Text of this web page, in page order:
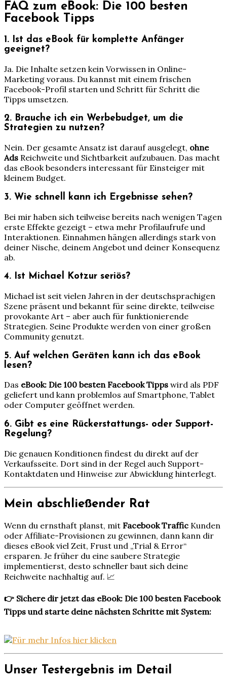
FAQ zum eBook: Die 100 besten
Facebook Tipps
1. Ist das eBook für komplette Anfänger
geeignet?
Ja. Die Inhalte setzen kein Vorwissen in Online-
Marketing voraus. Du kannst mit einem frischen
Facebook-Profil starten und Schritt für Schritt die
Tipps umsetzen.
2. Brauche ich ein Werbebudget, um die
Strategien zu nutzen?
Nein. Der gesamte Ansatz ist darauf ausgelegt, ohne
Ads Reichweite und Sichtbarkeit aufzubauen. Das macht
das eBook besonders interessant für Einsteiger mit
kleinem Budget.
3. Wie schnell kann ich Ergebnisse sehen?
Bei mir haben sich teilweise bereits nach wenigen Tagen
erste Effekte gezeigt – etwa mehr Profilaufrufe und
Interaktionen. Einnahmen hängen allerdings stark von
deiner Nische, deinem Angebot und deiner Konsequenz
ab.
4. Ist Michael Kotzur seriös?
Michael ist seit vielen Jahren in der deutschsprachigen
Szene präsent und bekannt für seine direkte, teilweise
provokante Art – aber auch für funktionierende
Strategien. Seine Produkte werden von einer großen
Community genutzt.
5. Auf welchen Geräten kann ich das eBook
lesen?
Das eBook: Die 100 besten Facebook Tipps wird als PDF
geliefert und kann problemlos auf Smartphone, Tablet
oder Computer geöffnet werden.
6. Gibt es eine Rückerstattungs- oder Support-
Regelung?
Die genauen Konditionen findest du direkt auf der
Verkaufsseite. Dort sind in der Regel auch Support-
Kontaktdaten und Hinweise zur Abwicklung hinterlegt.
Mein abschließender Rat
Wenn du ernsthaft planst, mit Facebook Traffic Kunden
oder Affiliate-Provisionen zu gewinnen, dann kann dir
dieses eBook viel Zeit, Frust und „Trial & Error“
ersparen. Je früher du eine saubere Strategie
implementierst, desto schneller baut sich deine
Reichweite nachhaltig auf. 📈
👉 Sichere dir jetzt das eBook: Die 100 besten Facebook
Tipps und starte deine nächsten Schritte mit System:
Unser Testergebnis im Detail